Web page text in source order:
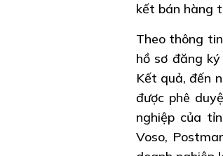
kết bán hàng
Theo thông
hồ sơ đăng
Kết quả, đến
được phê
nghiệp của
Voso,